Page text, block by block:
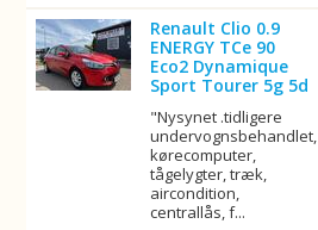
Renault Clio 0.9
ENERGY TCe 90
Eco2 Dynamique
Sport Tourer 5g 5d
"Nysynet .tidligere
undervognsbehandlet,
kørecomputer,
tågelygter, træk,
aircondition,
centrallås, f...